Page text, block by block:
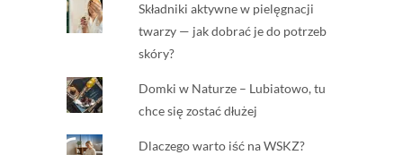
Składniki aktywne w pielęgnacji
twarzy — jak dobrać je do potrzeb
skóry?
Domki w Naturze – Lubiatowo, tu
chce się zostać dłużej
Dlaczego warto iść na WSKZ?